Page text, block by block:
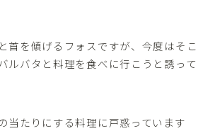
首を傾げるフォスですが、今度はそこ
ルバタと料理を食べに行こうと誘って
当たりにする料理に戸惑っています